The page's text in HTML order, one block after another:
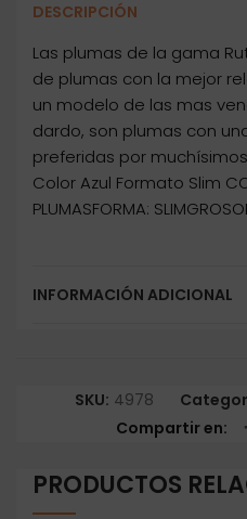
DESCRIPCIÓN
Las plumas de la gama
de plumas con la mejor
un modelo de las mas
dardo, son plumas con
preferidas por
Color Azul Formato Slim
PLUMASFORMA:
INFORMACIÓN ADICIONAL
SKU: 4978
Compartir en
PRODUCTOS